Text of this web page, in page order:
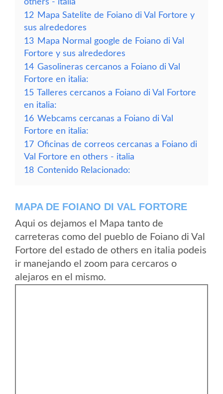
others - italia
12 Mapa Satelite de Foiano di Val Fortore y
sus alrededores
13 Mapa Normal google de Foiano di Val
Fortore y sus alrededores
14 Gasolineras cercanos a Foiano di Val
Fortore en italia:
15 Talleres cercanos a Foiano di Val Fortore
en italia:
16 Webcams cercanas a Foiano di Val
Fortore en italia:
17 Oficinas de correos cercanas a Foiano di
Val Fortore en others - italia
18 Contenido Relacionado:
MAPA DE FOIANO DI VAL FORTORE
Aqui os dejamos el Mapa tanto de
carreteras como del pueblo de Foiano di Val
Fortore del estado de others en italia podeis
ir manejando el zoom para cercaros o
alejaros en el mismo.